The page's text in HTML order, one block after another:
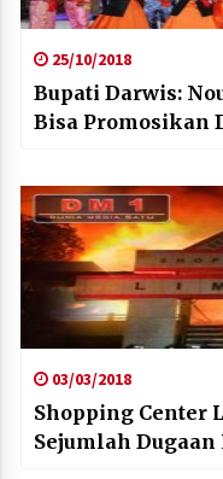
25/10/2018
Bupati Darwis:
Bisa Promosikan
03/03/2018
Shopping Center
Sejumlah Dugaan